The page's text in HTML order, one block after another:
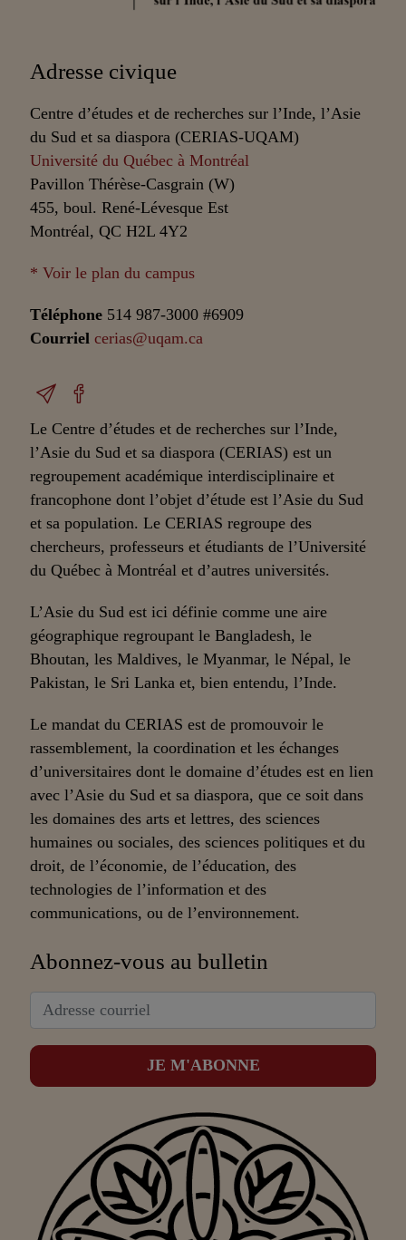
Adresse civique
Centre d’études et de recherches sur l’Inde, l’Asie
du Sud et sa diaspora (CERIAS-UQAM)
Université du Québec à Montréal
Pavillon Thérèse-Casgrain (W)
455, boul. René-Lévesque Est
Montréal, QC H2L 4Y2
* Voir le plan du campus
Téléphone 514 987-3000 #6909
Courriel cerias@uqam.ca
Le Centre d’études et de recherches sur l’Inde,
l’Asie du Sud et sa diaspora (CERIAS) est un
regroupement académique interdisciplinaire et
francophone dont l’objet d’étude est l’Asie du Sud
et sa population. Le CERIAS regroupe des
chercheurs, professeurs et étudiants de l’Université
du Québec à Montréal et d’autres universités.
L’Asie du Sud est ici définie comme une aire
géographique regroupant le Bangladesh, le
Bhoutan, les Maldives, le Myanmar, le Népal, le
Pakistan, le Sri Lanka et, bien entendu, l’Inde.
Le mandat du CERIAS est de promouvoir le
rassemblement, la coordination et les échanges
d’universitaires dont le domaine d’études est en lien
avec l’Asie du Sud et sa diaspora, que ce soit dans
les domaines des arts et lettres, des sciences
humaines ou sociales, des sciences politiques et du
droit, de l’économie, de l’éducation, des
technologies de l’information et des
communications, ou de l’environnement.
Abonnez-vous au bulletin